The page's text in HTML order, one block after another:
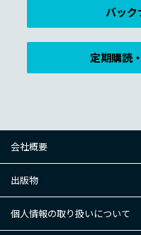
バック
定期購読
会社概要
出版物
個人情報の取り扱いについて